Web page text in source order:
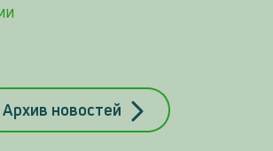
Архив новостей